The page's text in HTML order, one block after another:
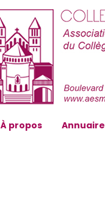
À propos Annuaire